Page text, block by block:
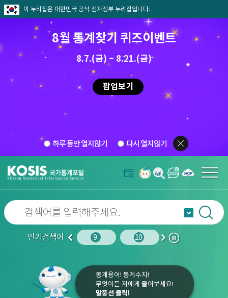
이 누리집은 대한민국 공식 전자정부 누리집입니다.
8월 통계찾기 퀴즈이벤트
8.7.(금) ~ 8.21.(금)
팝업보기
하루 동안 열지않기 다시 열지않기
인기검색어
이
10 임금 10 1
다
정
통계용어! 통계수치!
무엇이든 저에게 물어보세요!
말풍선 클릭!